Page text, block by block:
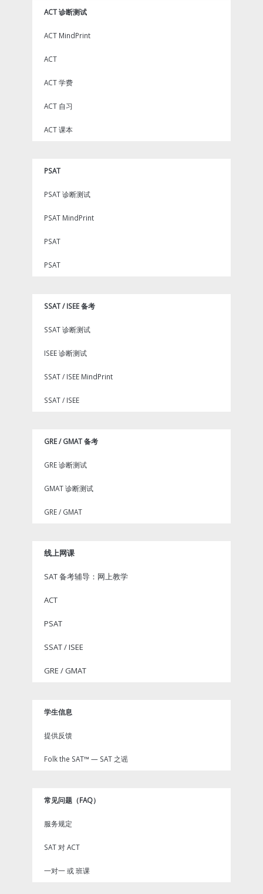
ACT 诊断测试
ACT MindPrint
ACT
ACT 学费
ACT 自习
ACT 课本
PSAT
PSAT 诊断测试
PSAT MindPrint
PSAT
PSAT
SSAT / ISEE 备考
SSAT 诊断测试
ISEE 诊断测试
SSAT / ISEE MindPrint
SSAT / ISEE
GRE / GMAT 备考
GRE 诊断测试
GMAT 诊断测试
GRE / GMAT
线上网课
SAT 备考辅导：网上教学
ACT
PSAT
SSAT / ISEE
GRE / GMAT
学生信息
提供反馈
Folk the SAT™ — SAT 之谣
常见问题（FAQ）
服务规定
SAT 对 ACT
一对一 或 班课